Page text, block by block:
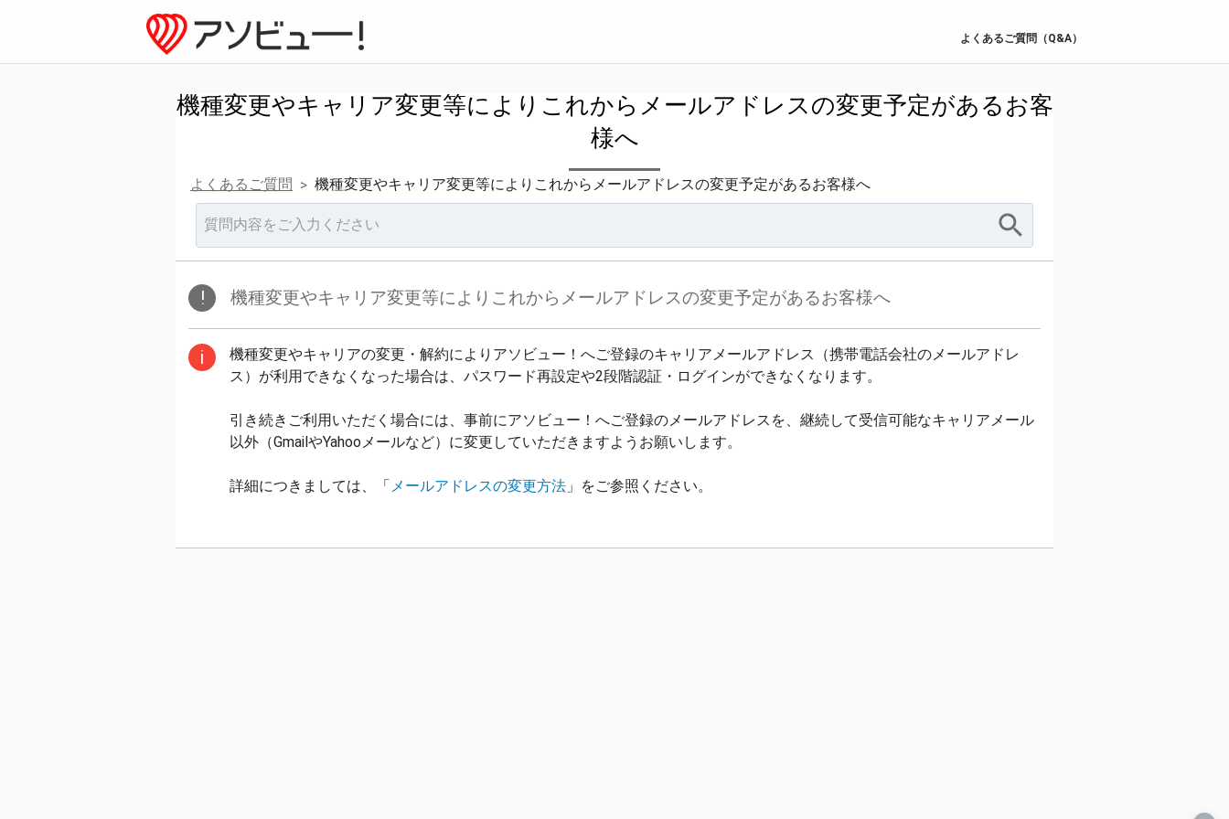
よくあるご質問（Q&A）
機種変更やキャリア変更等によりこれからメールアドレスの変更予定があるお客
様へ
よくあるご質問 > 機種変更やキャリア変更等によりこれからメールアドレスの変更予定があるお客様へ
! 機種変更やキャリア変更等によりこれからメールアドレスの変更予定があるお客様へ
i
機種変更やキャリアの変更・解約によりアソビュー！へご登録のキャリアメールアドレス（携帯電話会社のメールアドレ
ス）が利用できなくなった場合は、パスワード再設定や2段階認証・ログインができなくなります。
引き続きご利用いただく場合には、事前にアソビュー！へご登録のメールアドレスを、継続して受信可能なキャリアメール
以外（GmailやYahooメールなど）に変更していただきますようお願いします。
詳細につきましては、「 メールアドレスの変更方法 」をご参照ください。